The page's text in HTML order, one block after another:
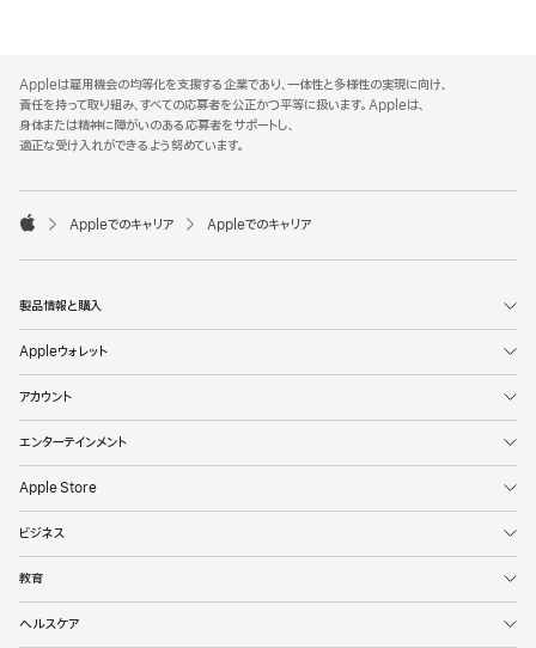
p
p
l
e
o
t
Appleは雇用機会の均等化を支援する企業であり、一体性と多様性の実現に向け、
責任を持って取り組み、すべての応募者を公正かつ平等に扱います。Appleは、
身体または精神に障がいのある応募者をサポートし、
適正な受け入れができるよう努めています。

p
l
Appleでのキャリア Appleでのキャリア
製品情報と購入
Appleウォレット
アカウント
エンターテインメント
Apple Store
ビジネス
教育
ヘルスケア